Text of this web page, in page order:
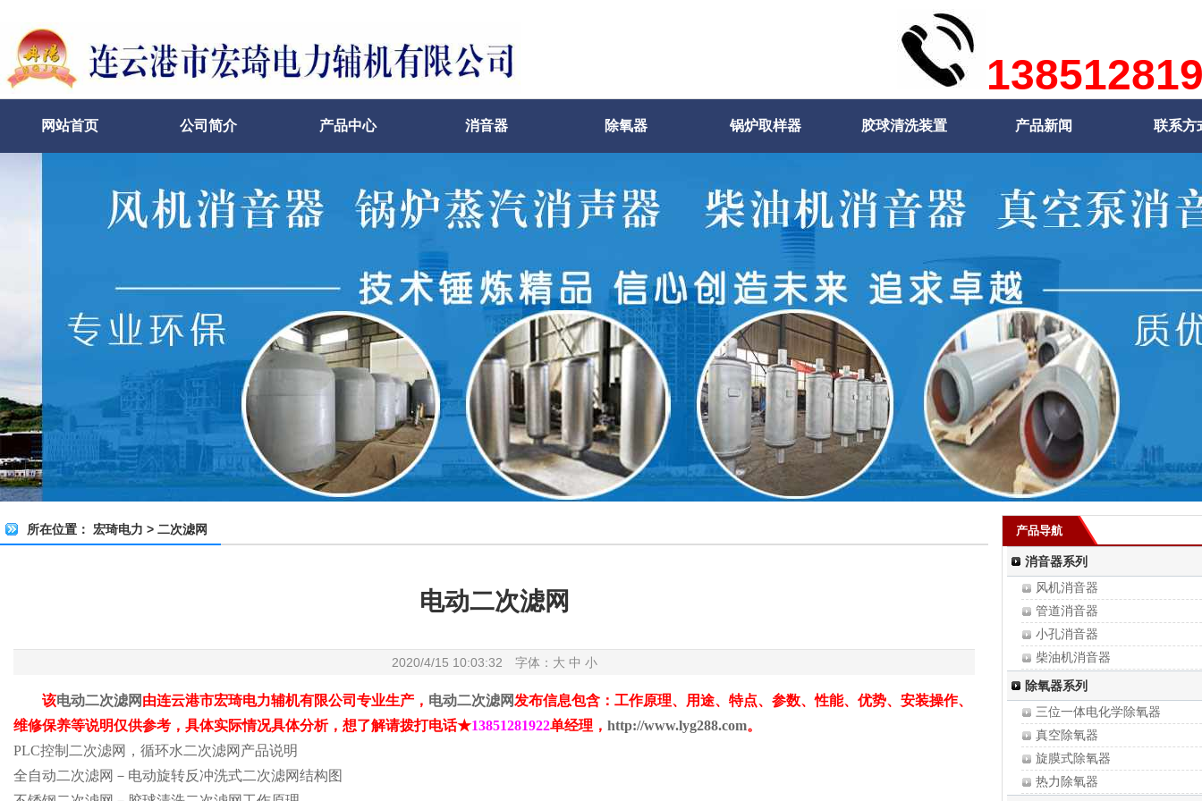
网站首页 公司简介 产品中心 消音器 除氧器 锅炉取样器 胶球清洗装置 产品新闻 联系方
产品导航
消音器系列
风机消音器
管道消音器
小孔消音器
柴油机消音器
真空泵消音器
锅炉消音器
蒸汽消音器
安全阀消音器
除氧器系列
三位一体电化学除氧器
真空除氧器
旋膜式除氧器
热力除氧器
所在位置： 宏琦电力 > 二次滤网
电动二次滤网
2020/4/15 10:03:32 字体： 大 中 小
该电动二次滤网 由连云港市宏琦电力辅机有限公司专业生产， 电动二次滤网发布信息包含：工作原理、用途、特点、参数、性能、优势、安装操作、
维修保养等说明仅供参考，具体实际情况具体分析，想了解请拨打电话★13851281922单经理， http://www.lyg288.com。
PLC控制二次滤网，循环水二次滤网产品说明
全自动二次滤网－电动旋转反冲洗式二次滤网结构图